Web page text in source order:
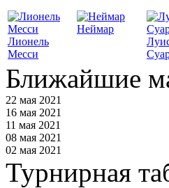
Лионель
Месси
Неймар
Ближайшие
22 мая 2021
16 мая 2021
11 мая 2021
08 мая 2021
02 мая 2021
Турнирная